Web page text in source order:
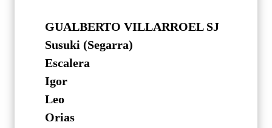
GUALBERTO VILLARROEL SJ
Susuki (Segarra)
Escalera
Igor
Leo
Orias